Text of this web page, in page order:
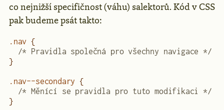
co nejnižší specifičnost (váhu) salektorů. Kód v CSS
pak budeme psát takto:
.nav {
  /* Pravidla společná pro všechny navigace */
}
.nav--secondary {
  /* Měnící se pravidla pro tuto modifikaci */
}